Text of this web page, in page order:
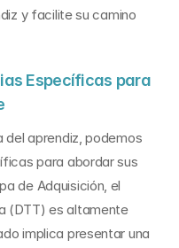
y facilite su camino
Específicas para
del aprendiz, podemos
para abordar sus
de Adquisición, el
(DTT) es altamente
implica presentar una